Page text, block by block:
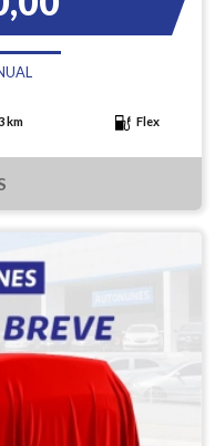
km Flex